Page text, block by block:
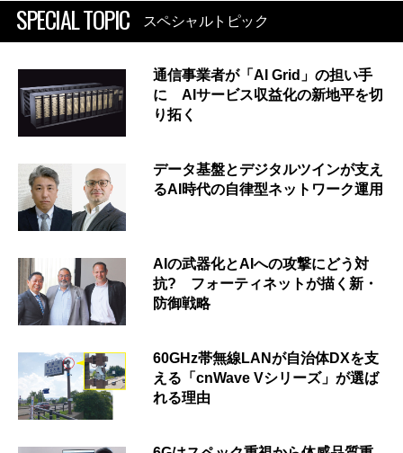
SPECIAL TOPIC スペシャルトピック
通信事業者が「AI Grid」の担い手
に AIサービス収益化の新地平を切
り拓く
データ基盤とデジタルツインが支え
るAI時代の自律型ネットワーク運用
AIの武器化とAIへの攻撃にどう対
抗? フォーティネットが描く新・
防御戦略
60GHz帯無線LANが自治体DXを支
える「cnWave Vシリーズ」が選ば
れる理由